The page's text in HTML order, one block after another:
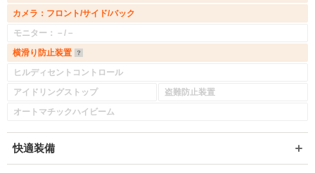
カメラ：フロント/サイド/バック
モニター：－/－
横滑り防止装置
ヒルディセントコントロール
アイドリングストップ
盗難防止装置
オートマチックハイビーム
快適装備